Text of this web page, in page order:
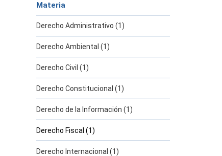
Materia
Derecho Administrativo (1)
Derecho Ambiental (1)
Derecho Civil (1)
Derecho Constitucional (1)
Derecho de la Información (1)
Derecho Fiscal (1)
Derecho Internacional (1)